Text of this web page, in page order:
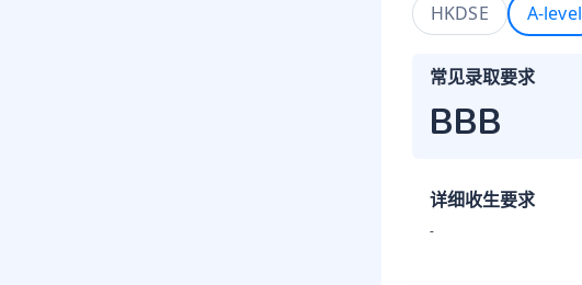
HKDSE A-level
常见录取要求
BBB
详细收生要求
-